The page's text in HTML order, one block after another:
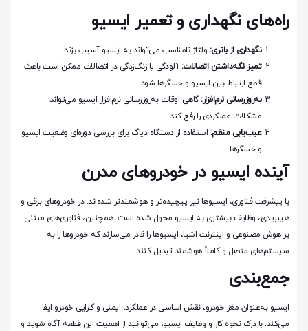
راه‌های نگهداری و تعمیر ایسیو
نگهداری از باتری: ولتاژ نامناسب می‌تواند به ایسیو آسیب بزند.
تمیز نگه‌داشتن اتصالات: آلودگی یا زنگ‌زدگی در اتصالات ممکن است باعث
قطع ارتباط بین ایسیو و حسگرها شود.
به‌روزرسانی نرم‌افزار:گاهی اوقات به‌روزرسانی نرم‌افزار ایسیو می‌تواند
مشکلات عملکردی را رفع کند.
عیب‌یابی منظم: استفاده از دستگاه دیاگ برای بررسی دوره‌ای وضعیت ایسیو
و حسگرها.
آینده ایسیو در خودروهای مدرن
با پیشرفت فناوری، ایسیوها نیز پیچیده‌تر و هوشمندتر شده‌اند. در خودروهای برقی و
هیبریدی، وظایف بیشتری به ایسیو محول شده است. همچنین، فناوری‌های مبتنی
بر هوش مصنوعی و اینترنت اشیا، ایسیوها را قادر می‌سازند که خودروها را به
سیستم‌های متصل و کاملاً هوشمند تبدیل کنند.
جمع‌بندی
ایسیو به‌عنوان مغز خودرو، نقش اساسی در عملکرد، ایمنی و کارایی خودرو ایفا
می‌کند. با درک نحوه کار و وظایف ایسیو، می‌توانید از اهمیت این قطعه آگاه شوید و